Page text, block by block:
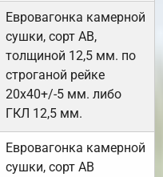
Евровагонка камерной
сушки, сорт АВ,
толщиной 12,5 мм. по
строганой рейке
20х40+/-5 мм. либо
ГКЛ 12,5 мм.
Евровагонка камерной
сушки, сорт АВ